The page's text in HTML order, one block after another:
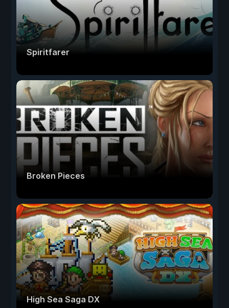
Spiritfarer
Broken Pieces
High Sea Saga DX